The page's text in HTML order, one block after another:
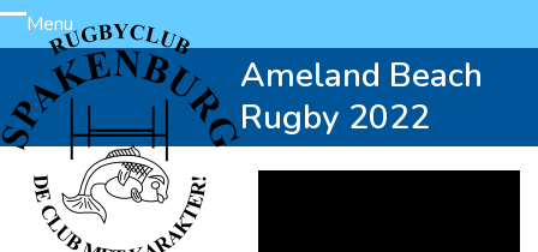
Skip
to
content
Menu
Open
mobile
menu
Close
mobile
menu
Ameland Beach
Rugby 2022